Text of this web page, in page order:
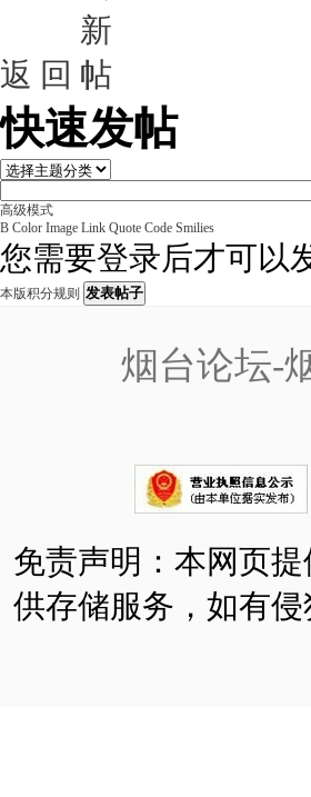
返 回
快速发帖
高级模式
B Color Image Link Quote Code Smilies
您需要登录后才可以
本版积分规则 发表帖子
烟台论坛-
免责声明：本网页
供存储服务，如有